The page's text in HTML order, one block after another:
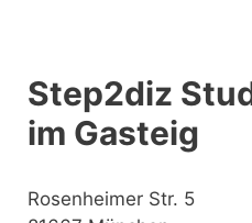
Step2diz
im Gasteig
Rosenheimer Str. 5